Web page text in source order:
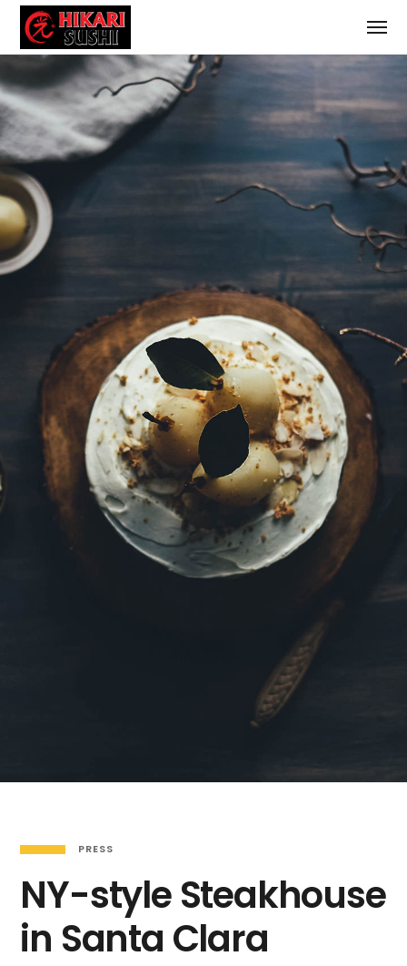
PRESS
NY-style Steakhouse
in Santa Clara